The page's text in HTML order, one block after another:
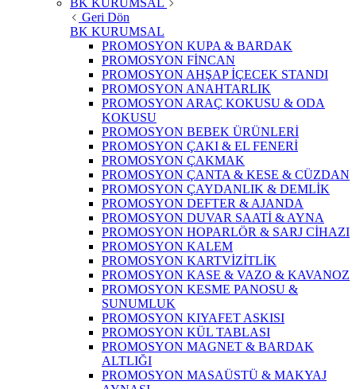
BK KURUMSAL
Geri Dön
BK KURUMSAL
PROMOSYON KUPA & BARDAK
PROMOSYON FİNCAN
PROMOSYON AHŞAP İÇECEK STANDI
PROMOSYON ANAHTARLIK
PROMOSYON ARAÇ KOKUSU & ODA
KOKUSU
PROMOSYON BEBEK ÜRÜNLERİ
PROMOSYON ÇAKI & EL FENERİ
PROMOSYON ÇAKMAK
PROMOSYON ÇANTA & KESE & CÜZDAN
PROMOSYON ÇAYDANLIK & DEMLİK
PROMOSYON DEFTER & AJANDA
PROMOSYON DUVAR SAATİ & AYNA
PROMOSYON HOPARLÖR & SARJ CİHAZI
PROMOSYON KALEM
PROMOSYON KARTVİZİTLİK
PROMOSYON KASE & VAZO & KAVANOZ
PROMOSYON KESME PANOSU &
SUNUMLUK
PROMOSYON KIYAFET ASKISI
PROMOSYON KÜL TABLASI
PROMOSYON MAGNET & BARDAK
ALTLIĞI
PROMOSYON MASAÜSTÜ & MAKYAJ